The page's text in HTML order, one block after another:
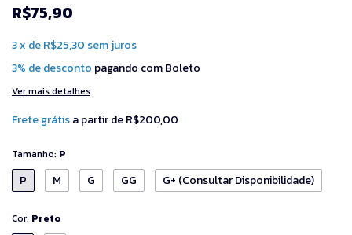
R$75,90
3x deR$25,30 sem juros
3% de desconto pagando com Boleto
Ver mais detalhes
Frete grátisa partir deR$200,00
Tamanho: P
P M G GG G+ (Consultar Disponibilidade)
Cor: Preto